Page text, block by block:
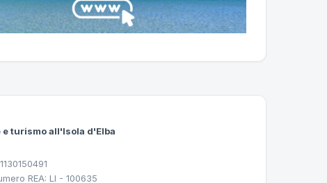
e turismo all'Isola d'Elba
REA: LI - 100635